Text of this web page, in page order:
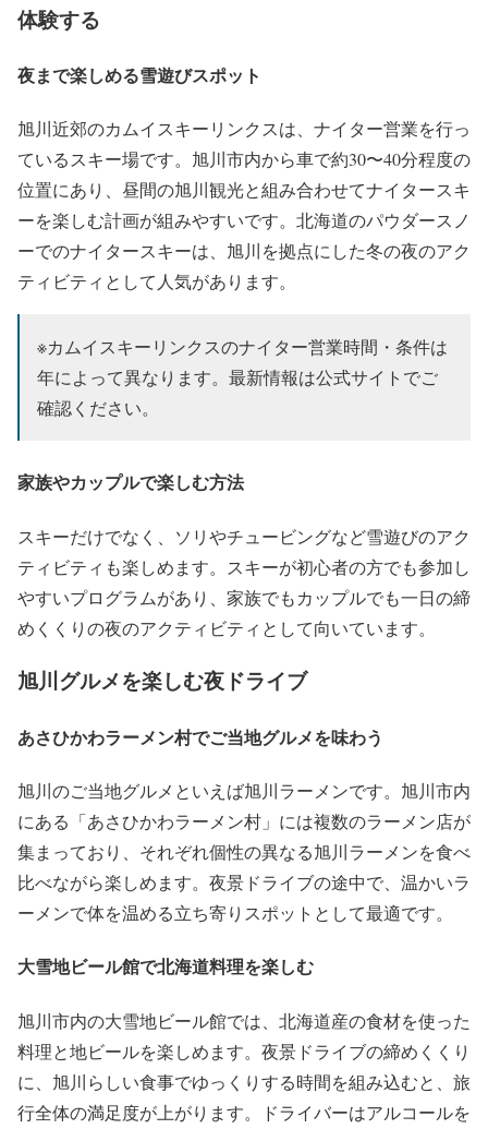
体験する
夜まで楽しめる雪遊びスポット
旭川近郊のカムイスキーリンクスは、ナイター営業を行っ
ているスキー場です。旭川市内から車で約30〜40分程度の
位置にあり、昼間の旭川観光と組み合わせてナイタースキ
ーを楽しむ計画が組みやすいです。北海道のパウダースノ
ーでのナイタースキーは、旭川を拠点にした冬の夜のアク
ティビティとして人気があります。
※カムイスキーリンクスのナイター営業時間・条件は
年によって異なります。最新情報は公式サイトでご
確認ください。
家族やカップルで楽しむ方法
スキーだけでなく、ソリやチュービングなど雪遊びのアク
ティビティも楽しめます。スキーが初心者の方でも参加し
やすいプログラムがあり、家族でもカップルでも一日の締
めくくりの夜のアクティビティとして向いています。
旭川グルメを楽しむ夜ドライブ
あさひかわラーメン村でご当地グルメを味わう
旭川のご当地グルメといえば旭川ラーメンです。旭川市内
にある「あさひかわラーメン村」には複数のラーメン店が
集まっており、それぞれ個性の異なる旭川ラーメンを食べ
比べながら楽しめます。夜景ドライブの途中で、温かいラ
ーメンで体を温める立ち寄りスポットとして最適です。
大雪地ビール館で北海道料理を楽しむ
旭川市内の大雪地ビール館では、北海道産の食材を使った
料理と地ビールを楽しめます。夜景ドライブの締めくくり
に、旭川らしい食事でゆっくりする時間を組み込むと、旅
行全体の満足度が上がります。ドライバーはアルコールを